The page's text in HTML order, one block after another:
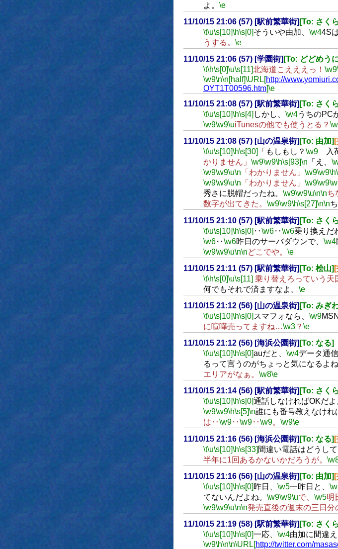
よ。 \e
11/10/15 21:06 (57) [駅前繁華街] [To: さく
\t\u\s[10]\h\s[0]そういや由加、 \w44S
うする。 \e
11/10/15 21:06 (57) [学園街] [To: どどめう
\t\h\s[0]\u\s[11]北海道こえええっ！ \w9
\w9\n\n[half]\URL[http://
OYT1T00596.htm]\e
11/10/15 21:08 (57) [駅前繁華街] [To: さく
\t\u\s[10]\h\s[4] しかし、 \w4うちのPC
\w9\w9\uiTunesの他でも使うとる？
11/10/15 21:08 (57) [山の温泉街] [To: 由加]
\t\u\s[10]\h\s[30] 「もしもし？ \w9入荷
かりません」 \w9\w9\h\s[93]\n 「え、
\w9\w9\u\n 「わかりません」 \w9\w9\h
\w9\w9\u\n 「わかりません」 \w9\w9
秀さに脱帽だったね。 \w9\w9\u\n\nち
数字が出てきた。 \w9\w9\h\s[27]\n\n
11/10/15 21:10 (57) [駅前繁華街] [To: さく
\t\u\s[10]\h\s[0] ‥\w6‥\w6乗り換えだ
\w6‥\w6昨日のサーバダウンで、 \w4
\w9\w9\u\n\nどこでや。 \e
11/10/15 21:11 (57) [駅前繁華街] [To: 桧山]
\t\h\s[0]\u\s[11] 乗り替えろっていう天
何でもそれで済ますなよ。 \e
11/10/15 21:12 (56) [山の温泉街] [To: みぎ
\t\u\s[10]\h\s[0] スマフォなら、 \w9
に喧嘩売ってますね…\w3？ \e
11/10/15 21:12 (56) [海浜公園街] [To: なる]
\t\u\s[10]\h\s[0]auだと、 \w4データ通
るって言うのがちょっと気になるよね
エリアがなぁ。 \w8\e
11/10/15 21:14 (56) [駅前繁華街] [To: さく
\t\u\s[10]\h\s[0]通話しなければOKだよ
\w9\w9\h\s[5]\n誰にも番号教えなけれ
は‥\w9‥\w9‥\w9。 \w9\e
11/10/15 21:16 (56) [海浜公園街] [To: なる]
\t\u\s[10]\h\s[33] 間違い電話はどうし
半年に1回あるかないかだろうが。
11/10/15 21:16 (56) [山の温泉街] [To: 由加]
\t\u\s[10]\h\s[0]昨日、 \w5一昨日と、
てないんだよね。 \w9\w9\uで、 \w5明
\w9\w9\u\n\n発売直後の週末の三日分
11/10/15 21:19 (58) [駅前繁華街] [To: さく
\t\u\s[10]\h\s[0]一応、 \w4由加に間違え
\w9\h\n\n\URL[http://twitter.com/